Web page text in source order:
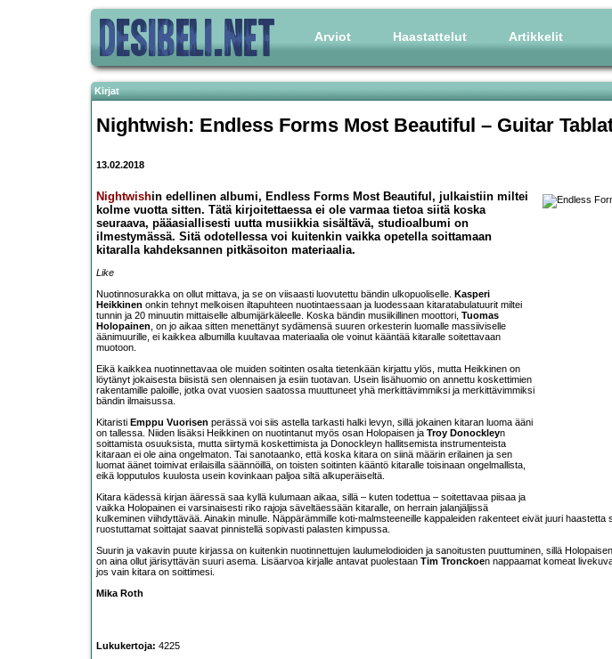
Arviot Haastattelut Artikkelit
Kirjat
Nightwish: Endless Forms Most Beautiful – Guitar
13.02.2018
Nightwishin edellinen albumi, Endless Forms Most Beautiful, julkaistiin miltei
kolme vuotta sitten. Tätä kirjoitettaessa ei ole varmaa tietoa siitä koska
seuraava, pääasiallisesti uutta musiikkia sisältävä, studioalbumi on
ilmestymässä. Sitä odotellessa voi kuitenkin vaikka opetella soittamaan
kitaralla kahdeksannen pitkäsoiton materiaalia.
Like
Nuotinnosurakka on ollut mittava, ja se on viisaasti luovutettu bändin ulkopuoliselle. Kasperi
Heikkinen onkin tehnyt melkoisen iltapuhteen nuotintaessaan ja luodessaan kitaratabulatuurit miltei
tunnin ja 20 minuutin mittaiselle albumijärkäleelle. Koska bändin musiikillinen moottori, Tuomas
Holopainen, on jo aikaa sitten menettänyt sydämensä suuren orkesterin luomalle massiiviselle
äänimuurille, ei kaikkea albumilla kuultavaa materiaalia ole voinut kääntää kitaralle soitettavaan
muotoon.
Eikä kaikkea nuotinnettavaa ole muiden soitinten osalta tietenkään kirjattu ylös, mutta Heikkinen on
löytänyt jokaisesta biisistä sen olennaisen ja esiin tuotavan. Usein lisähuomio on annettu koskettimien
rakentamille paloille, jotka ovat vuosien saatossa muuttuneet yhä merkittävimmiksi ja merkittävimmiksi
bändin ilmaisussa.
Kitaristi Emppu Vuorisen perässä voi siis astella tarkasti halki levyn, sillä jokainen kitaran luoma ääni
on tallessa. Niiden lisäksi Heikkinen on nuotintanut myös osan Holopaisen ja Troy Donockleyn
soittamista osuuksista, mutta siirtymä koskettimista ja Donockleyn hallitsemista instrumenteista
kitaraan ei ole aina ongelmaton. Tai sanotaanko, että koska kitara on siinä määrin erilainen ja sen
luomat äänet toimivat erilaisilla säännöillä, on toisten soitinten kääntö kitaralle toisinaan ongelmallista,
eikä lopputulos kuulosta usein kovinkaan paljoa siltä alkuperäiseltä.
Kitara kädessä kirjan ääressä saa kyllä kulumaan aikaa, sillä – kuten todettua – soitettavaa piisaa ja
vaikka Holopainen ei varsinaisesti riko rajoja säveltäessään kitaralle, on herrain jalanjäljissä
kulkeminen viihdyttävää. Ainakin minulle. Näppärämmille koti-malmsteeneille kappaleiden rakenteet eivät juuri haastetta
ruostuttamat soittajat saavat pinnistellä sopivasti palasten kimpussa.
Suurin ja vakavin puute kirjassa on kuitenkin nuotinnettujen laulumelodioiden ja sanoitusten puuttuminen, sillä
on aina ollut järisyttävän suuri asema. Lisäarvoa kirjalle antavat puolestaan Tim Tronckoen nappaamat komeat
jos vain kitara on soittimesi.
Mika Roth
Lukukertoja: 4225